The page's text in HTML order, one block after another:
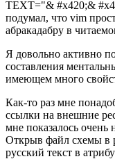
TEXT="& #x420;&
подумал, что vim
абракадабру в
Я довольно активно
составления
имеющем много
Как-то раз мне
ссылки на внешние
мне показалось очень
Открыв файл схемы в
русский текст в